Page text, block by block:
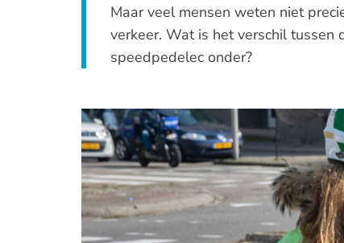
Maar veel mensen weten niet
verkeer. Wat is het verschil tussen
speedpedelec onder?